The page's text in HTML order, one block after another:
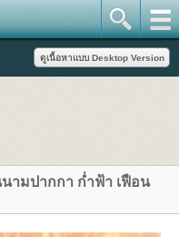
นามปากกา ก่ำฟ้า เฟือน